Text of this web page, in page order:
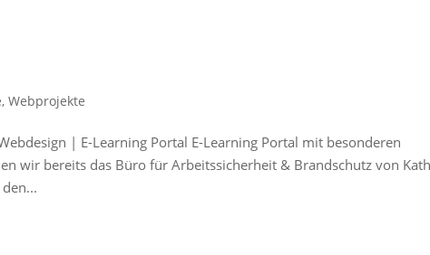
,Webprojekte
| E-Learning Portal E-Learning Portal mit besonderen
wir bereits das Büro für Arbeitssicherheit & Brandschutz von